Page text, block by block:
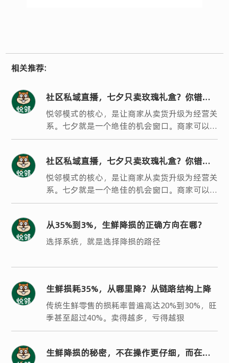
相关推荐:
社区私域直播，七夕只卖玫瑰礼盒？你错过
了银发客群最大的机会
悦邻模式的核心，是让商家从卖货升级为经营关
系。七夕就是一个绝佳的机会窗口。商家可以策
划一场时光见证、长情有礼的主题活动，用婚龄
社区私域直播，七夕只卖玫瑰礼盒？你错过
了银发客群最大的机会
悦邻模式的核心，是让商家从卖货升级为经营关
系。七夕就是一个绝佳的机会窗口。商家可以策
划一场时光见证、长情有礼的主题活动，用婚龄
从35%到3%，生鲜降损的正确方向在哪？
选择系统，就是选择降损的路径
生鲜损耗35%，从哪里降？从链路结构上降
传统生鲜零售的损耗率普遍高达20%到30%，旺
季甚至超过40%。卖得越多，亏得越狠
生鲜降损的秘密，不在操作更仔细，而在结